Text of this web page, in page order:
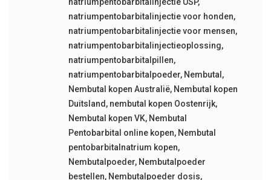
natriumpentobarbitalinjectie voor honden,
natriumpentobarbitalinjectie voor mensen,
natriumpentobarbitalinjectieoplossing,
natriumpentobarbitalpillen,
natriumpentobarbitalpoeder, Nembutal ,
Nembutal kopen Australië, Nembutal kopen
Duitsland , nembutal kopen Oostenrijk,
Nembutal kopen VK, Nembutal
Pentobarbital online kopen, Nembutal
pentobarbitalnatrium kopen,
Nembutalpoeder, Nembutalpoeder
bestellen, Nembutalpoeder dosis,